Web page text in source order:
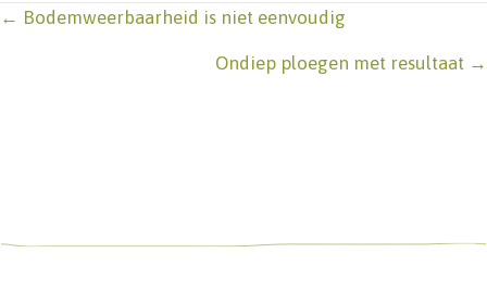
Posts
← Bodemweerbaarheid is niet eenvoudig
Ondiep ploegen met resultaat →